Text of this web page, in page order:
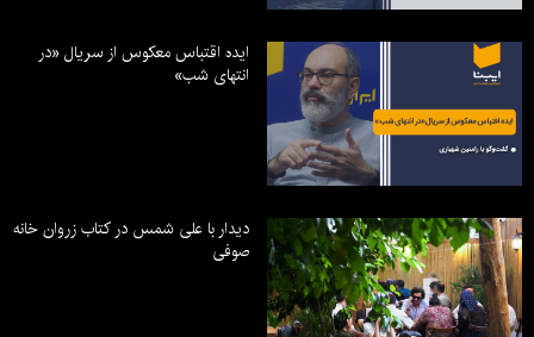
ایده اقتباس معکوس از سریال «در
انتهای شب»
دیدار با علی شمس در کتاب زروان خانه
صوفی